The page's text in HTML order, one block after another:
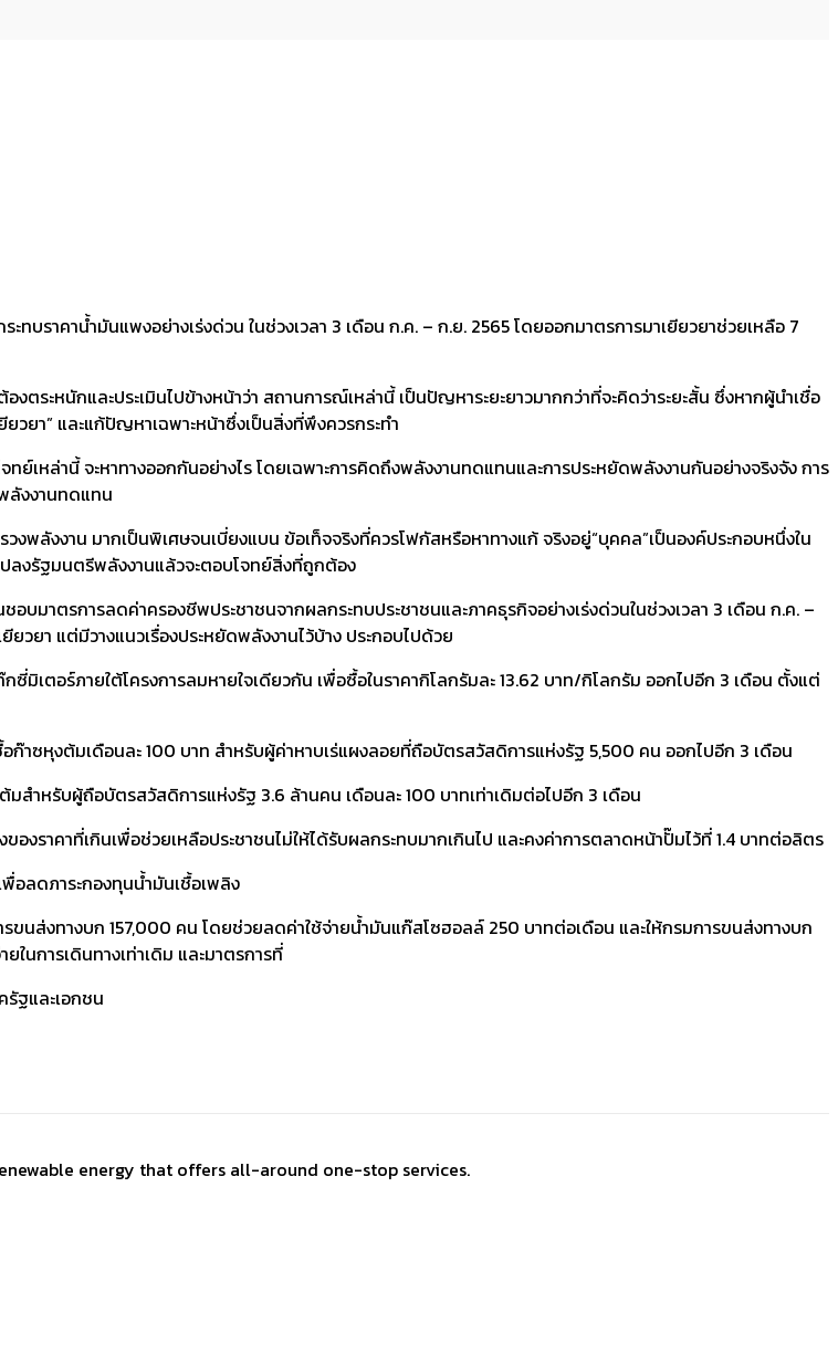
บราคาน้ำมันแพงอย่างเร่งด่วน ในช่วงเวลา 3 เดือน ก.ค. – ก.ย. 2565 โดยออกมาตรการมาเยียวยาช่วยเหลือ 7
ตระหนักและประเมินไปข้างหน้าว่า สถานการณ์เหล่านี้ เป็นปัญหาระยะยาวมากกว่าที่จะคิดว่าระยะสั้น ซึ่งหากผู้นำเชื่อ
วยา” และแก้ปัญหาเฉพาะหน้าซึ่งเป็นสิ่งที่พึงควรกระทำ
เหล่านี้ จะหาทางออกกันอย่างไร โดยเฉพาะการคิดถึงพลังงานทดแทนและการประหยัดพลังงานกันอย่างจริงจัง การ
ลังงานทดแทน
พลังงาน มากเป็นพิเศษจนเบี่ยงแบน ข้อเท็จจริงที่ควรโฟกัสหรือหาทางแก้ จริงอยู่“บุคคล”เป็นองค์ประกอบหนึ่งใน
ลงรัฐมนตรีพลังงานแล้วจะตอบโจทย์สิ่งที่ถูกต้อง
มาตรการลดค่าครองชีพประชาชนจากผลกระทบประชาชนและภาคธุรกิจอย่างเร่งด่วนในช่วงเวลา 3 เดือน ก.ค. –
ยา แต่มีวางแนวเรื่องประหยัดพลังงานไว้บ้าง ประกอบไปด้วย
มิเตอร์ภายใต้โครงการลมหายใจเดียวกัน เพื่อซื้อในราคากิโลกรัมละ 13.62 บาท/กิโลกรัม ออกไปอีก 3 เดือน ตั้งแต่
าซหุงต้มเดือนละ 100 บาท สำหรับผู้ค่าหาบเร่แผงลอยที่ถือบัตรสวัสดิการแห่งรัฐ 5,500 คน ออกไปอีก 3 เดือน
ำหรับผู้ถือบัตรสวัสดิการแห่งรัฐ 3.6 ล้านคน เดือนละ 100 บาทเท่าเดิมต่อไปอีก 3 เดือน
ราคาที่เกินเพื่อช่วยเหลือประชาชนไม่ให้ได้รับผลกระทบมากเกินไป และคงค่าการตลาดหน้าปั๊มไว้ที่ 1.4 บาทต่อลิตร
อลดภาระกองทุนน้ำมันเชื้อเพลิง
ขนส่งทางบก 157,000 คน โดยช่วยลดค่าใช้จ่ายน้ำมันแก๊สโซฮอลล์ 250 บาทต่อเดือน และให้กรมการขนส่งทางบก
ในการเดินทางเท่าเดิม และมาตรการที่
ฐและเอกชน
energy that offers all-around one-stop services.